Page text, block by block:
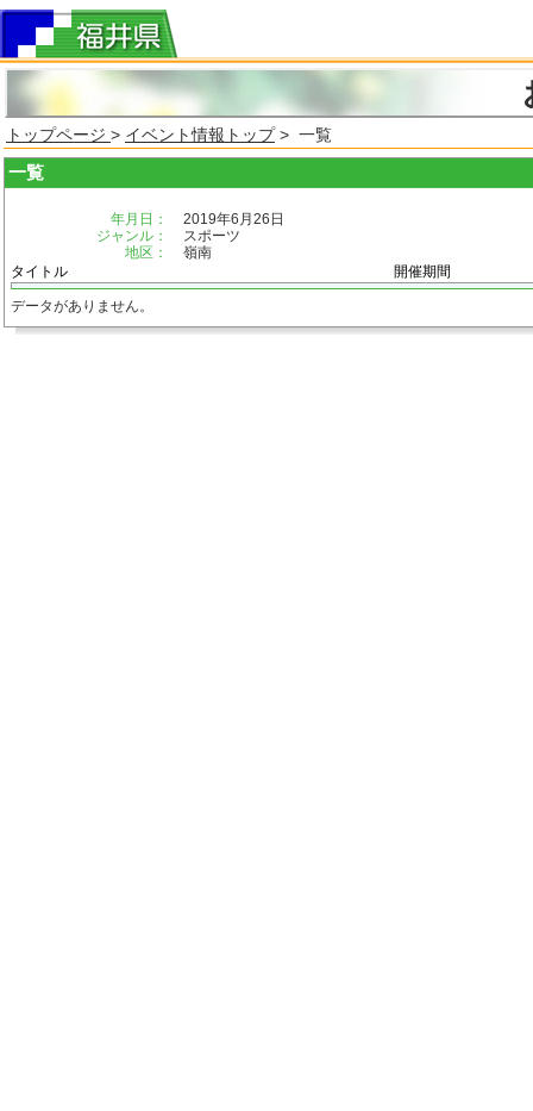
トップページ > イベント情報トップ> 一覧
一覧
年月日：
2019年6月26日
ジャンル：
スポーツ
地区：
嶺南
タイトル
開催期間
データがありません。